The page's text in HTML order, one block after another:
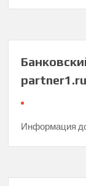
Информация